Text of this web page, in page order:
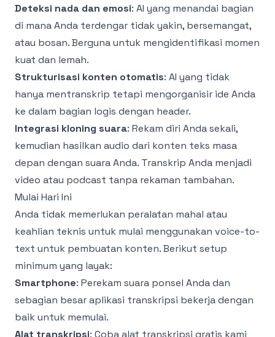
Deteksi nada dan emosi: AI yang menandai bagian
di mana Anda terdengar tidak yakin, bersemangat,
atau bosan. Berguna untuk mengidentifikasi momen
kuat dan lemah.
Strukturisasi konten otomatis: AI yang tidak
hanya mentranskrip tetapi mengorganisir ide Anda
ke dalam bagian logis dengan header.
Integrasi kloning suara: Rekam diri Anda sekali,
kemudian hasilkan audio dari konten teks masa
depan dengan suara Anda. Transkrip Anda menjadi
video atau podcast tanpa rekaman tambahan.
Mulai Hari Ini
Anda tidak memerlukan peralatan mahal atau
keahlian teknis untuk mulai menggunakan voice-to-
text untuk pembuatan konten. Berikut setup
minimum yang layak:
Smartphone: Perekam suara ponsel Anda dan
sebagian besar aplikasi transkripsi bekerja dengan
baik untuk memulai.
Alat transkripsi: Cobaalat transkripsi gratis kami